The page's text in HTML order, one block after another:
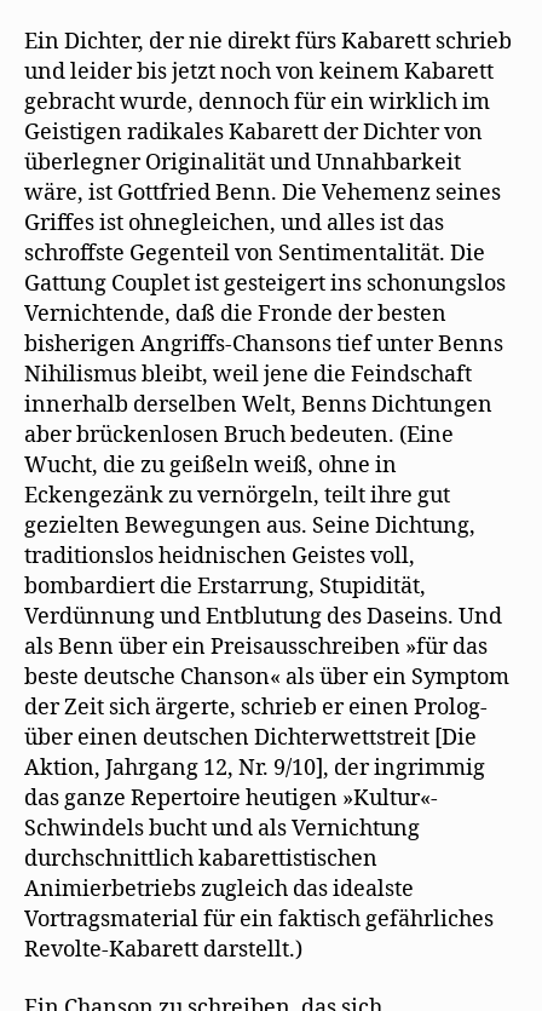
Ein Dichter, der nie direkt fürs Kabarett schrieb
und leider bis jetzt noch von keinem Kabarett
gebracht wurde, dennoch für ein wirklich im
Geistigen radikales Kabarett der Dichter von
überlegner Originalität und Unnahbarkeit
wäre, ist Gottfried Benn. Die Vehemenz seines
Griffes ist ohnegleichen, und alles ist das
schroffste Gegenteil von Sentimentalität. Die
Gattung Couplet ist gesteigert ins schonungslos
Vernichtende, daß die Fronde der besten
bisherigen Angriffs-Chansons tief unter Benns
Nihilismus bleibt, weil jene die Feindschaft
innerhalb derselben Welt, Benns Dichtungen
aber brückenlosen Bruch bedeuten. (Eine
Wucht, die zu geißeln weiß, ohne in
Eckengezänk zu vernörgeln, teilt ihre gut
gezielten Bewegungen aus. Seine Dichtung,
traditionslos heidnischen Geistes voll,
bombardiert die Erstarrung, Stupidität,
Verdünnung und Entblutung des Daseins. Und
als Benn über ein Preisausschreiben »für das
beste deutsche Chanson« als über ein Symptom
der Zeit sich ärgerte, schrieb er einen Prolog-
über einen deutschen Dichterwettstreit [Die
Aktion, Jahrgang 12, Nr. 9/10], der ingrimmig
das ganze Repertoire heutigen »Kultur«-
Schwindels bucht und als Vernichtung
durchschnittlich kabarettistischen
Animierbetriebs zugleich das idealste
Vortragsmaterial für ein faktisch gefährliches
Revolte-Kabarett darstellt.)